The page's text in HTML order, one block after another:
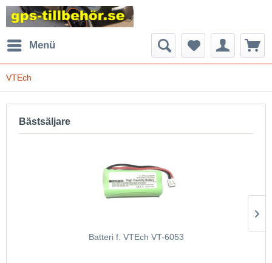
Menü
VTEch
Bästsäljare
Batteri f. VTEch VT-6053